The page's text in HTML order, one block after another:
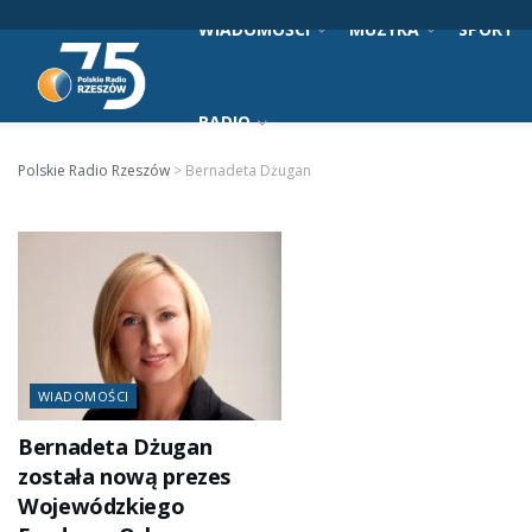
WIADOMOŚCI MUZYKA SPORT
RADIO
Polskie Radio Rzeszów > Bernadeta Dżugan
WIADOMOŚCI
Bernadeta Dżugan
została nową prezes
Wojewódzkiego